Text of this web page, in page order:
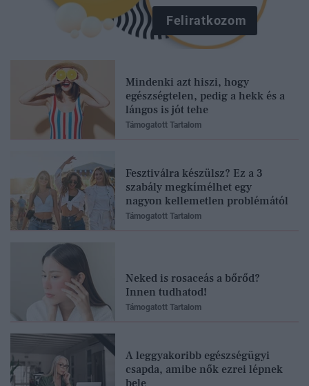
Feliratkozom
Mindenki azt hiszi, hogy
egészségtelen, pedig a hekk és a
lángos is jót tehe
Támogatott Tartalom
Fesztiválra készülsz? Ez a 3
szabály megkímélhet egy
nagyon kellemetlen problémától
Támogatott Tartalom
Neked is rosaceás a bőrőd?
Innen tudhatod!
Támogatott Tartalom
A leggyakoribb egészségügyi
csapda, amibe nők ezrei lépnek
bele